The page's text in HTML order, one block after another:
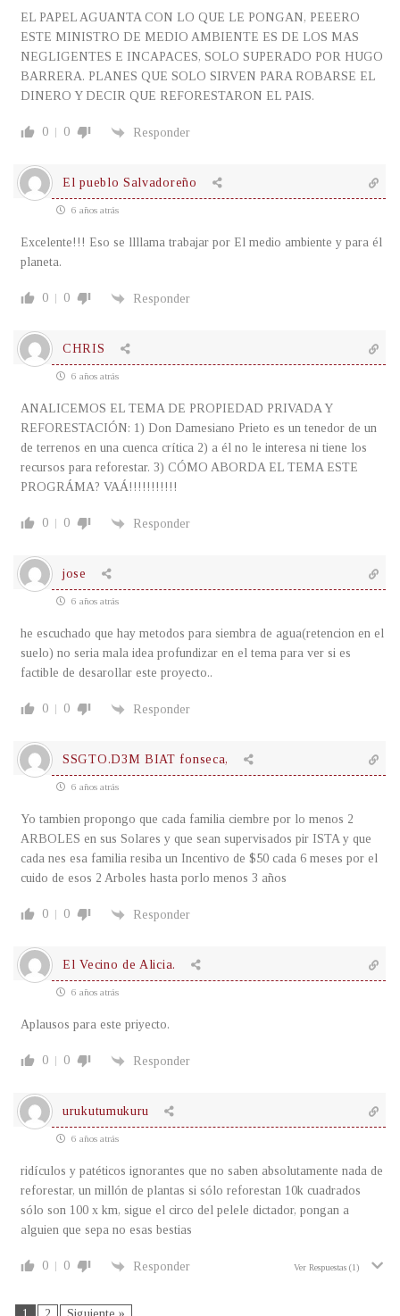
EL PAPEL AGUANTA CON LO QUE LE PONGAN, PEEERO
ESTE MINISTRO DE MEDIO AMBIENTE ES DE LOS MAS
NEGLIGENTES E INCAPACES, SOLO SUPERADO POR HUGO
BARRERA. PLANES QUE SOLO SIRVEN PARA ROBARSE EL
DINERO Y DECIR QUE REFORESTARON EL PAIS.
0 0 Responder
El pueblo Salvadoreño
6 años atrás
Excelente!!! Eso se llllama trabajar por El medio ambiente y para él
planeta.
0 0 Responder
CHRIS
6 años atrás
ANALICEMOS EL TEMA DE PROPIEDAD PRIVADA Y
REFORESTACIÓN: 1) Don Damesiano Prieto es un tenedor de un
de terrenos en una cuenca crítica 2) a él no le interesa ni tiene los
recursos para reforestar. 3) CÓMO ABORDA EL TEMA ESTE
PROGRÁMA? VAÁ!!!!!!!!!!!
0 0 Responder
jose
6 años atrás
he escuchado que hay metodos para siembra de agua(retencion en el
suelo) no seria mala idea profundizar en el tema para ver si es
factible de desarollar este proyecto..
0 0 Responder
SSGTO.D3M BIAT fonseca,
6 años atrás
Yo tambien propongo que cada familia ciembre por lo menos 2
ARBOLES en sus Solares y que sean supervisados pir ISTA y que
cada nes esa familia resiba un Incentivo de $50 cada 6 meses por el
cuido de esos 2 Arboles hasta porlo menos 3 años
0 0 Responder
El Vecino de Alicia.
6 años atrás
Aplausos para este priyecto.
0 0 Responder
urukutumukuru
6 años atrás
ridículos y patéticos ignorantes que no saben absolutamente nada de
reforestar, un millón de plantas si sólo reforestan 10k cuadrados
sólo son 100 x km, sigue el circo del pelele dictador, pongan a
alguien que sepa no esas bestias
0 0 Responder Ver Respuestas (1)